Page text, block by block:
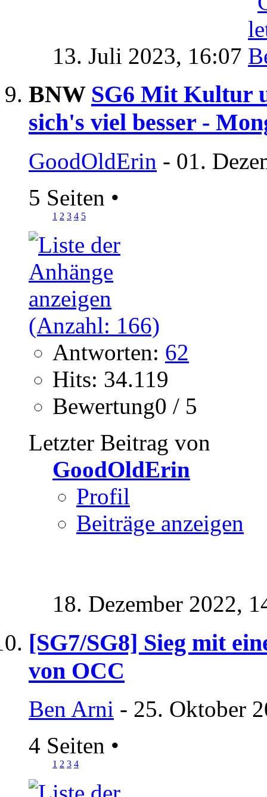
13. Juli 2023, 16:07
BNW SG6 Mit Kultur
sich's viel besser -
GoodOldErin - 01.
5 Seiten •
1 2 3 4 5
Antworten: 62
Hits: 34.119
Bewertung0 / 5
Letzter Beitrag von
GoodOldErin
Profil
Beiträge anzeigen
18. Dezember 2022,
[SG7/SG8] Sieg mit
von OCC
Ben Arni - 25. Oktober
4 Seiten •
1 2 3 4